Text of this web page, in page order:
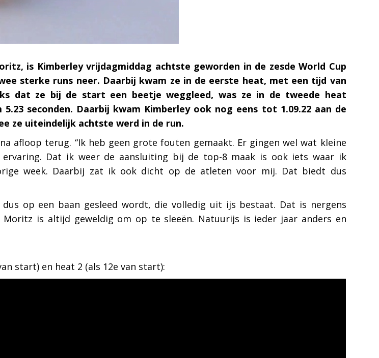
is Kimberley vrijdagmiddag achtste geworden in de zesde World Cup
sterke runs neer. Daarbij kwam ze in de eerste heat, met een tijd van
dat ze bij de start een beetje weggleed, was ze in de tweede heat
seconden. Daarbij kwam Kimberley ook nog eens tot 1.09.22 aan de
ze uiteindelijk achtste werd in de run.
afloop terug. “Ik heb geen grote fouten gemaakt. Er gingen wel wat kleine
Dat ik weer de aansluiting bij de top-8 maak is ook iets waar ik
week. Daarbij zat ik ook dicht op de atleten voor mij. Dat biedt dus
op een baan gesleed wordt, die volledig uit ijs bestaat. Dat is nergens
Moritz is altijd geweldig om op te sleeën. Natuurijs is ieder jaar anders en
start) en heat 2 (als 12e van start):